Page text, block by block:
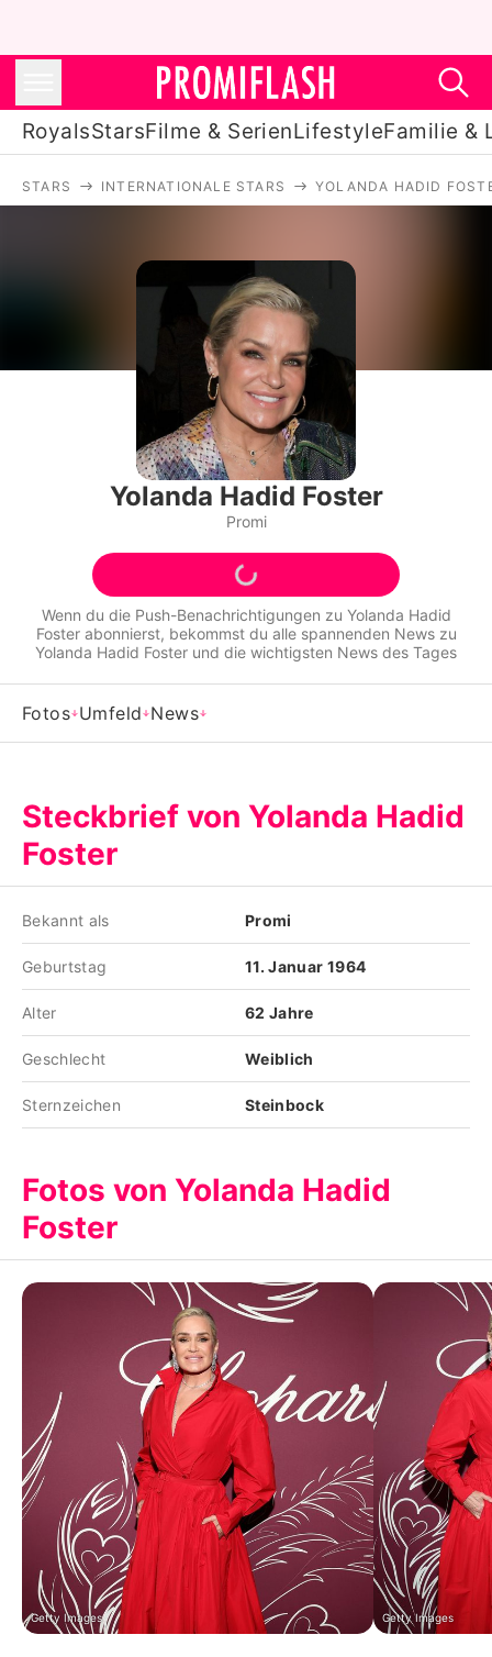
RoyalsStarsFilme & SerienLifestyleFamilie &
Filme & Serien
Lifestyle
Familie & Liebe
Promiflash Exklusiv
Alle Themen auf Promiflash
Jobs
App runterladen
Team
Impressum
Nutzungsbedingungen
Utiq verwalten
STARS INTERNATIONALE STARS YOLANDA HADID
Yolanda Hadid Foster
Promi
Wenn du die Push-Benachrichtigungen zu Yolanda Hadid
Fosterabonnierst, bekommst du alle spannenden News zu
Yolanda Hadid Foster und die wichtigsten News des Tages
Fotos Umfeld News
Steckbrief von Yolanda Hadid
Foster
Bekannt als Promi
Geburtstag 11. Januar 1964
Alter 62 Jahre
Geschlecht Weiblich
Sternzeichen Steinbock
Fotos von Yolanda Hadid
Foster
Getty Images Getty Images